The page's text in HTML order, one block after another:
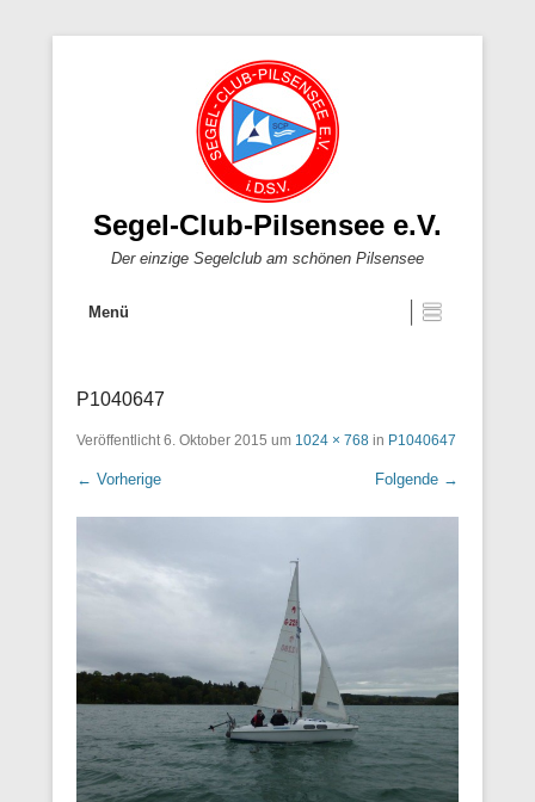
Segel-Club-Pilsensee e.V.
Der einzige Segelclub am schönen Pilsensee
Menü
P1040647
Veröffentlicht6. Oktober 2015 um 1024 × 768 in P1040647
← Vorherige Folgende →